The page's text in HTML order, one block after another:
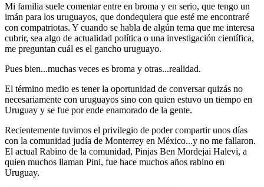
Mi familia suele comentar entre en broma y en serio, que tengo un
imán para los uruguayos, que dondequiera que esté me encontraré
con compatriotas. Y cuando se habla de algún tema que me interesa
cubrir, sea algo de actualidad política o una investigación científica,
me preguntan cuál es el gancho uruguayo.
Pues bien...muchas veces es broma y otras...realidad.
El término medio es tener la oportunidad de conversar quizás no
necesariamente con uruguayos sino con quien estuvo un tiempo en
Uruguay y se fue por ende enamorado de la gente.
Recientemente tuvimos el privilegio de poder compartir unos días
con la comunidad judía de Monterrey en México...y no me fallaron.
El actual Rabino de la comunidad, Pinjas Ben Mordejai Halevi, a
quien muchos llaman Pini, fue hace muchos años rabino en
Uruguay.